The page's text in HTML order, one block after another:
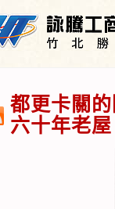
都更卡關
六十年老